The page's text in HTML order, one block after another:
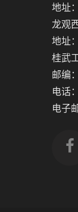
地址
龙观
地址
桂武
邮编
电话
电子